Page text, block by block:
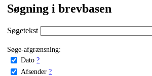
Søgning i brevbasen
Søgetekst
Søge-afgrænsning:
Dato ?
Afsender ?